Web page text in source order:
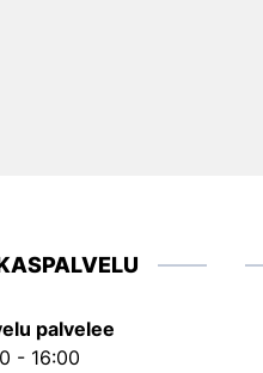
palvelee
- 16:00